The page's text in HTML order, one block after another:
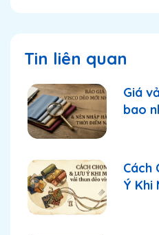
Tin liên quan
Giá
bao
Cách
Ý Khi